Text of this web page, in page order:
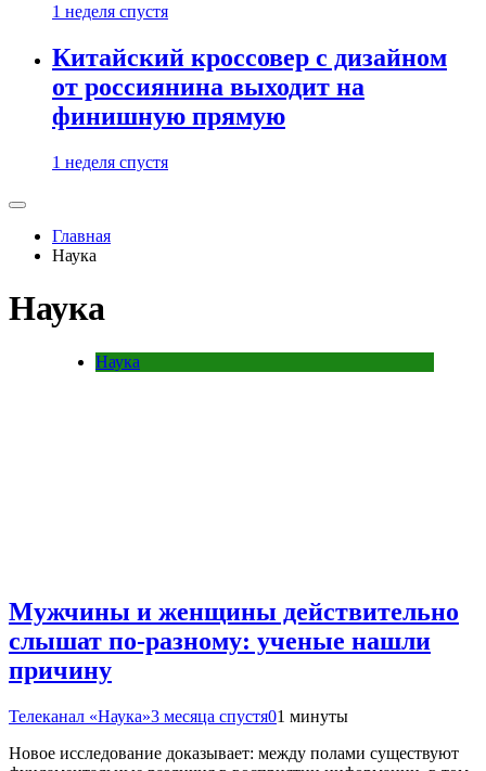
1 неделя спустя
Китайский кроссовер с дизайном
от россиянина выходит на
финишную прямую
1 неделя спустя
Главная
Наука
Наука
Наука
Мужчины и женщины действительно
слышат по-разному: ученые нашли
причину
Телеканал «Наука»3 месяца спустя01 минуты
Новое исследование доказывает: между полами существуют